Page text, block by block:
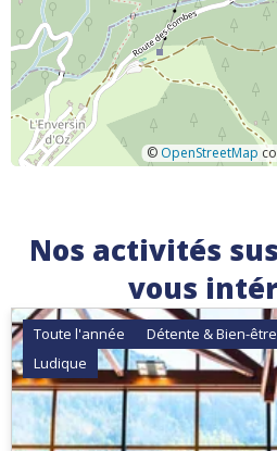
© OpenStreetMap
Nos activités
vous
Toute l'année Détente & Bien-être
Ludique